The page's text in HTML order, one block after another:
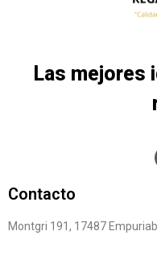
Las mejores
Contacto
Montgri 191, 17487